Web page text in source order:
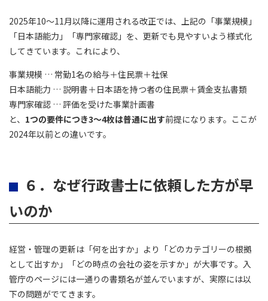
2025年10～11月以降に運用される改正では、上記の「事業規模」
「日本語能力」「専門家確認」を、更新でも見やすいよう様式化
してきています。これにより、
事業規模 … 常勤1名の給与＋住民票＋社保
日本語能力 … 説明書＋日本語を持つ者の住民票＋賃金支払書類
専門家確認 … 評価を受けた事業計画書
と、 1つの要件につき3～4枚は普通に出す前提になります。ここが
2024年以前との違いです。
６．なぜ行政書士に依頼した方が早
いのか
経営・管理の更新は「何を出すか」より「どのカテゴリーの根拠
として出すか」「どの時点の会社の姿を示すか」が大事です。入
管庁のページには一通りの書類名が並んでいますが、実際には以
下の問題がでてきます。